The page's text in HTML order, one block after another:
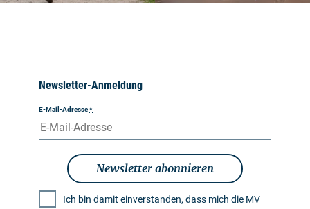
Newsletter-Anmeldung
E-Mail-Adresse*
Newsletter abonnieren
Ich bin damit einverstanden, dass mich die MV